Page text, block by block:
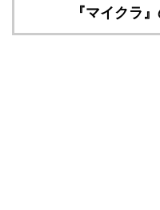
『マイクラ